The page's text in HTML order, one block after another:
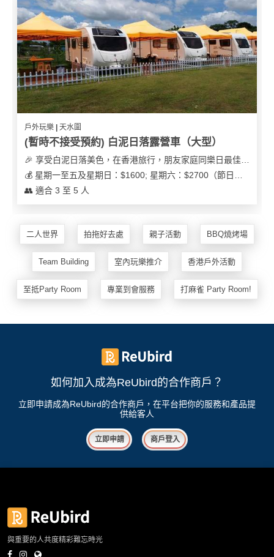
戶外玩樂 | 天水圍
(暫時不接受預約) 白泥日落露營車（大型）
👥 適合 3 至 5 人
二人世界 拍拖好去處 親子活動 BBQ燒烤場
Team Building 室內玩樂推介 香港戶外活動
至抵Party Room 專業到會服務 打麻雀 Party Room!
如何加入成為ReUbird的合作商戶？
立即申請成為ReUbird的合作商戶，在平台把你的服務和產品提
供給客人
立即申請 商戶登入
與重要的人共度精彩難忘時光